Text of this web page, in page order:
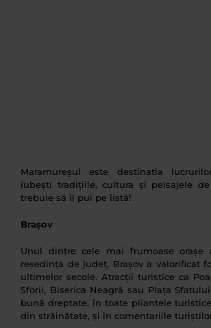
Maramureșul este destinatia
iubești tradițiile, cultura și peisajele
trebuie să îl pui pe listă!
Brașov
Unul dintre cele mai frumoase orașe
reședința de județ, Brașov a valorificat
ultimelor secole. Atracții turistice ca
Sforii, Biserica Neagră sau Piața
bună dreptate, în toate pliantele
din străinătate, și în comentariile